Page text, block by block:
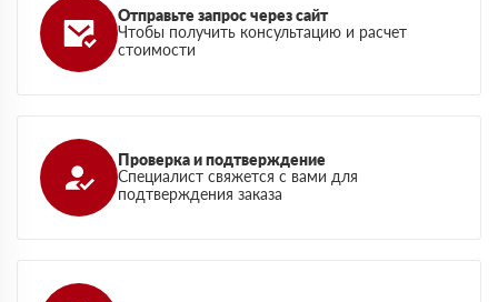
Отправьте запрос через сайт
Чтобы получить консультацию и расчет
стоимости
Проверка и подтверждение
Специалист свяжется с вами для
подтверждения заказа